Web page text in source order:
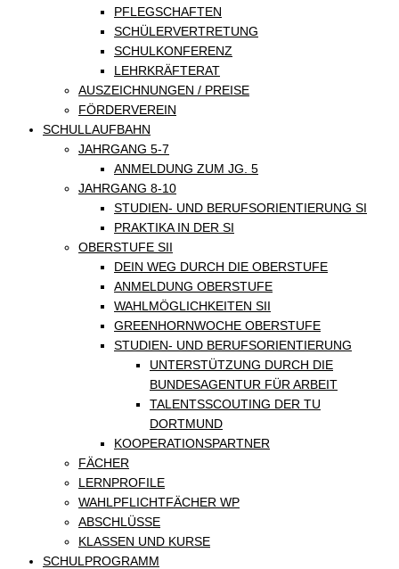
PFLEGSCHAFTEN
SCHÜLERVERTRETUNG
SCHULKONFERENZ
LEHRKRÄFTERAT
AUSZEICHNUNGEN / PREISE
FÖRDERVEREIN
SCHULLAUFBAHN
JAHRGANG 5-7
ANMELDUNG ZUM JG. 5
JAHRGANG 8-10
STUDIEN- UND BERUFSORIENTIERUNG SI
PRAKTIKA IN DER SI
OBERSTUFE SII
DEIN WEG DURCH DIE OBERSTUFE
ANMELDUNG OBERSTUFE
WAHLMÖGLICHKEITEN SII
GREENHORNWOCHE OBERSTUFE
STUDIEN- UND BERUFSORIENTIERUNG
UNTERSTÜTZUNG DURCH DIE
BUNDESAGENTUR FÜR ARBEIT
TALENTSSCOUTING DER TU
DORTMUND
KOOPERATIONSPARTNER
FÄCHER
LERNPROFILE
WAHLPFLICHTFÄCHER WP
ABSCHLÜSSE
KLASSEN UND KURSE
SCHULPROGRAMM